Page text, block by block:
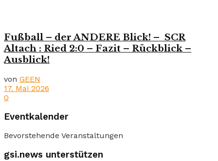
Fußball – der ANDERE Blick! – SCR
Altach : Ried 2:0 – Fazit – Rückblick –
Ausblick!
von GEEN
17. Mai 2026
0
Eventkalender
Bevorstehende Veranstaltungen
gsi.news unterstützen